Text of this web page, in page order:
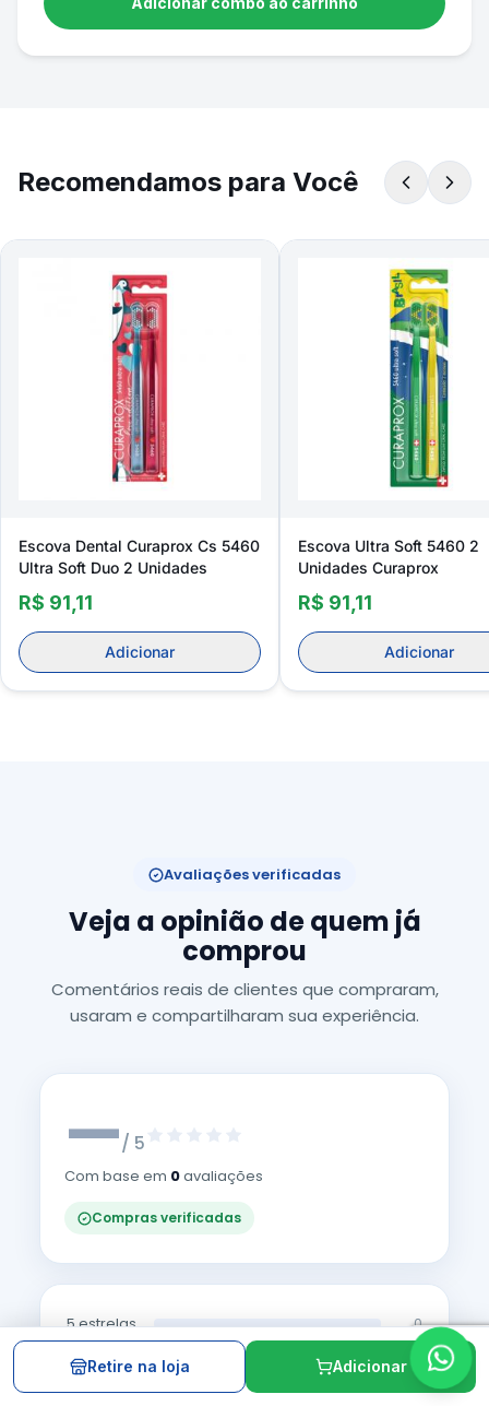
Recomendamos para Você
Escova Dental Curaprox Cs 5460
Ultra Soft Duo 2 Unidades
R$ 91,11
Adicionar
Escova Ultra Soft 5460 2
Unidades Curaprox
R$ 91,11
Adicionar
Avaliações verificadas
Veja a opinião de quem já
comprou
Comentários reais de clientes que compraram,
usaram e compartilharam sua experiência.
—/ 5
Com base em 0avaliações
Compras verificadas
5 estrelas 0
4 estrelas 0
3 estrelas
0
Retire na loja Adicionar